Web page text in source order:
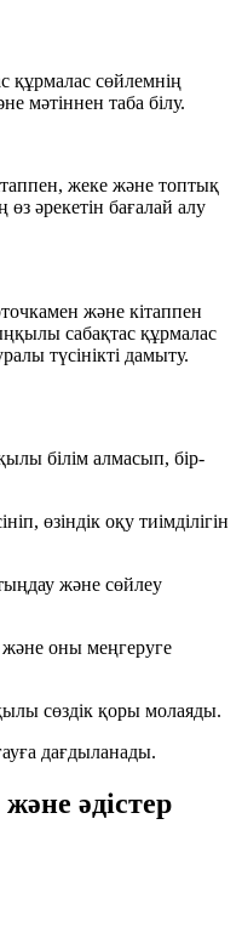
құрмалас сөйлемнің
мәтіннен таба білу.
жеке және топтық
әрекетін бағалай алу
және кітаппен
сабақтас құрмалас
түсінікті дамыту.
білім алмасып, бір-
өзіндік оқу тиімділігін
және сөйлеу
және оны меңгеруге
сөздік қоры молаяды.
дағдыланады.
әдістер